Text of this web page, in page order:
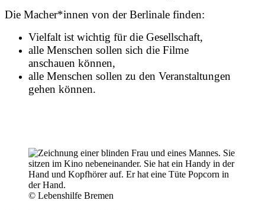
Die Macher*innen von der Berlinale finden:
Vielfalt ist wichtig für die Gesellschaft,
alle Menschen sollen sich die Filme
anschauen können,
alle Menschen sollen zu den Veranstaltungen
gehen können.
© Lebenshilfe Bremen